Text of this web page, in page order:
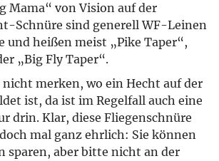
Mama“ von Vision auf der
Schnüre sind generell WF-Leinen
und heißen meist „Pike Taper“,
„Big Fly Taper“.
nicht merken, wo ein Hecht auf der
ist, da ist im Regelfall auch eine
drin. Klar, diese Fliegenschnüre
mal ganz ehrlich: Sie können
sparen, aber bitte nicht an der